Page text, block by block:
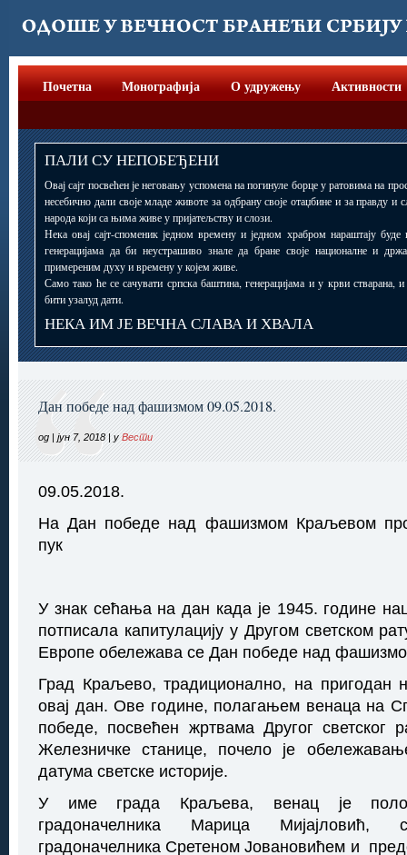
Почетна Монографија О удружењу Активности
ПАЛИ СУ НЕПОБЕЂЕНИ
Овај сајт посвећен је неговању успомена на погинуле борце у ратовима на
несебично дали своје младе животе за одбрану своје отаџбине и за правду и
народа који са њима живе у пријатељству и слози.
Нека овај сајт-споменик једном времену и једном храбром нараштају
генерацијама да би неустрашиво знале да бране своје националне и
примереним духу и времену у којем живе.
Само тако ће се сачувати српска баштина, генерацијама и у крви
бити узалуд дати.
НЕКА ИМ ЈЕ ВЕЧНА СЛАВА И ХВАЛА
Дан победе над фашизмом 09.05.2018.
од | јун 7, 2018 | уВести
09.05.2018.
На Дан победе над фашизмом Краљевом
пук
У знак сећања на дан када је 1945. године
потписала капитулацију у Другом светском
Европе обележава се Дан победе над
Град Краљево, традиционално, на пригодан
овај дан. Ове године, полагањем венаца на
победе, посвећен жртвама Другог светског
Железничке станице, почело је
датума светске историје.
У име града Краљева, венац је
градоначелника Марица Мијајловић,
градоначелника Сретеном Јовановићем и